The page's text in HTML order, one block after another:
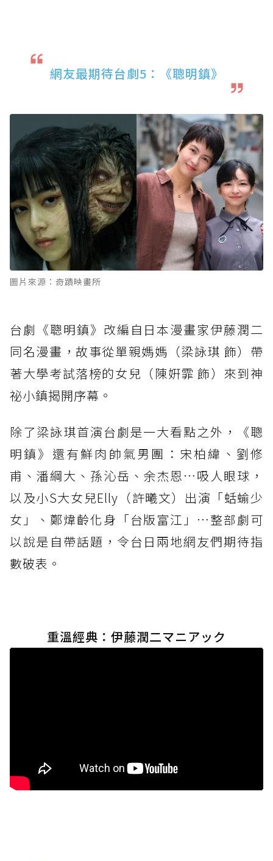
網友最期待台劇5：《聰明鎮》
圖片來源：奇蹟映畫所
台劇《聰明鎮》改編自日本漫畫家伊藤潤二
同名漫畫，故事從單親媽媽（梁詠琪 飾）帶
著大學考試落榜的女兒（陳姸霏 飾）來到神
祕小鎮揭開序幕。
除了梁詠琪首演台劇是一大看點之外，《聰
明鎮》還有鮮肉帥氣男團：宋柏緯、劉修
甫、潘綱大、孫沁岳、余杰恩…吸人眼球，
以及小S大女兒Elly（許曦文）出演「蛞蝓少
女」、鄭煒齡化身「台版富江」…整部劇可
以說是自帶話題，令台日兩地網友們期待指
數破表。
重溫經典：伊藤潤二マニアック